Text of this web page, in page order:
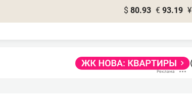
$ 80.93 € 93.19 ¥